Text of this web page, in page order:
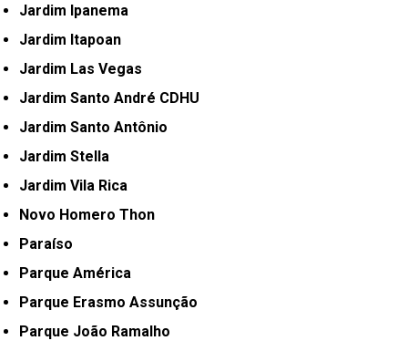
Jardim Ipanema
Jardim Itapoan
Jardim Las Vegas
Jardim Santo André CDHU
Jardim Santo Antônio
Jardim Stella
Jardim Vila Rica
Novo Homero Thon
Paraíso
Parque América
Parque Erasmo Assunção
Parque João Ramalho